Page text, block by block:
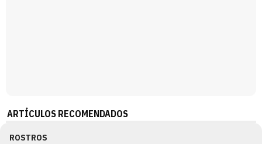
ARTÍCULOS RECOMENDADOS
ROSTROS